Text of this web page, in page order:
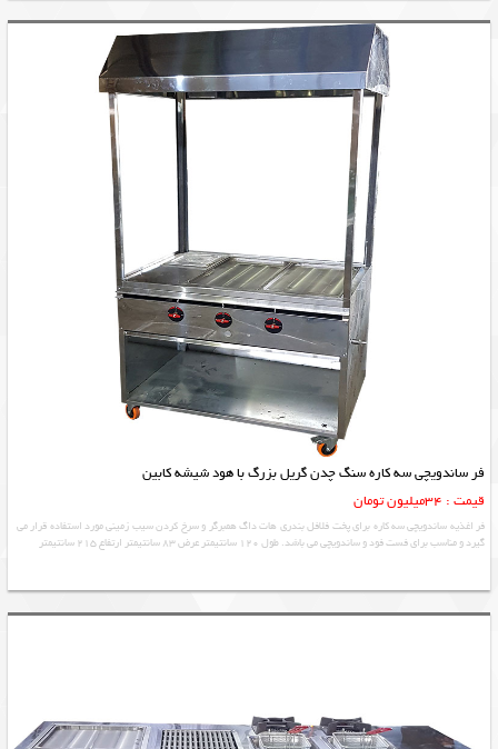
فر ساندویچی سه کاره سنگ چدن گریل بزرگ با هود شیشه کابین
قیمت : 34میلیون تومان
فر اغذیه ساندویچی سه کاره برای پخت فلافل بندری هات داگ همبرگر و سرخ کردن سیب زمینی مورد استفاده قرار می
گیرد و مناسب برای فست فود و ساندویچی می باشد. طول 120 سانتیمتر عرض 83 سانتیمتر ارتفاع 215 سانتیمتر